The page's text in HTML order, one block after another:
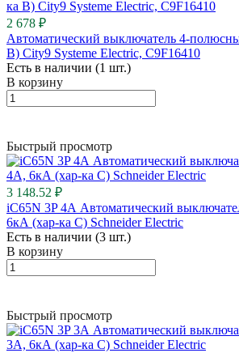
2 678 ₽
Автоматический выключатель 4-
B) City9 Systeme Electric, C9F16410
Есть в наличии (1 шт.)
В корзину
Быстрый просмотр
3 148.52 ₽
iC65N 3P 4А Автоматический
6кА (хар-ка C) Schneider Electric
Есть в наличии (3 шт.)
В корзину
Быстрый просмотр